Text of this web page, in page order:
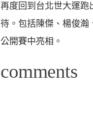
再度回到台北世大運跑
待。包括陳傑、楊俊瀚
公開賽中亮相。
comments